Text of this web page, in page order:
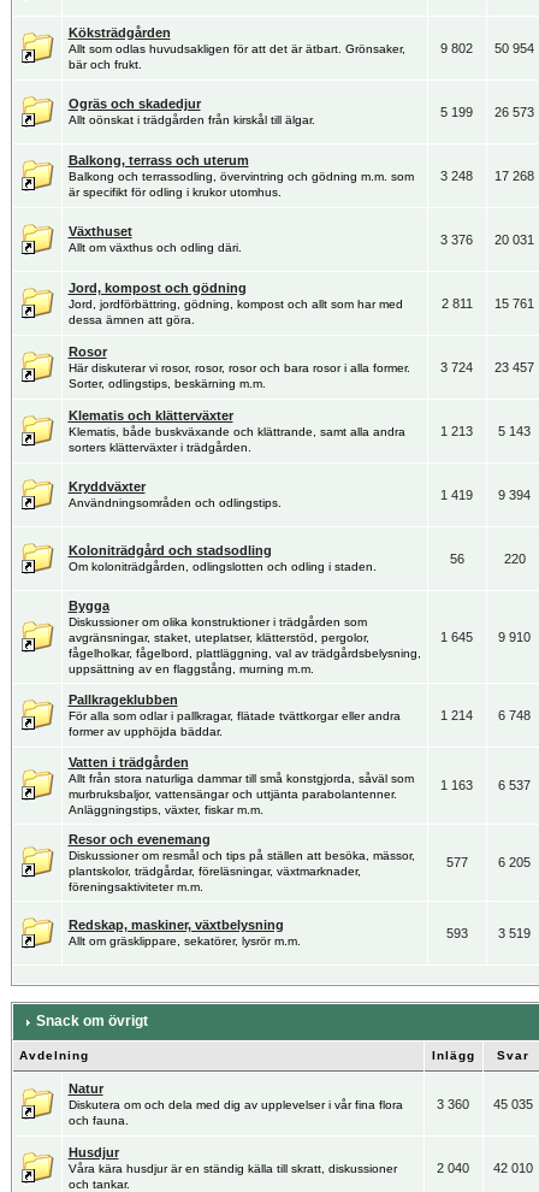
Köksträdgården
Allt som odlas huvudsakligen för att det är ätbart. Grönsaker,
bär och frukt.
9 802 50 954
Ogräs och skadedjur
Allt oönskat i trädgården från kirskål till älgar.
5 199 26 573
Balkong, terrass och uterum
Balkong och terrassodling, övervintring och gödning m.m. som
är specifikt för odling i krukor utomhus.
3 248 17 268
Växthuset
Allt om växthus och odling däri.
3 376 20 031
Jord, kompost och gödning
Jord, jordförbättring, gödning, kompost och allt som har med
dessa ämnen att göra.
2 811 15 761
Rosor
Här diskuterar vi rosor, rosor, rosor och bara rosor i alla former.
Sorter, odlingstips, beskärning m.m.
3 724 23 457
Klematis och klätterväxter
Klematis, både buskväxande och klättrande, samt alla andra
sorters klätterväxter i trädgården.
1 213 5 143
Kryddväxter
Användningsområden och odlingstips.
1 419 9 394
Koloniträdgård och stadsodling
Om koloniträdgården, odlingslotten och odling i staden.
56 220
Bygga
Diskussioner om olika konstruktioner i trädgården som
avgränsningar, staket, uteplatser, klätterstöd, pergolor,
fågelholkar, fågelbord, plattläggning, val av trädgårdsbelysning,
uppsättning av en flaggstång, murning m.m.
1 645 9 910
Pallkrageklubben
För alla som odlar i pallkragar, flätade tvättkorgar eller andra
former av upphöjda bäddar.
1 214 6 748
Vatten i trädgården
Allt från stora naturliga dammar till små konstgjorda, såväl som
murbruksbaljor, vattensängar och uttjänta parabolantenner.
Anläggningstips, växter, fiskar m.m.
1 163 6 537
Resor och evenemang
Diskussioner om resmål och tips på ställen att besöka, mässor,
plantskolor, trädgårdar, föreläsningar, växtmarknader,
föreningsaktiviteter m.m.
577 6 205
Redskap, maskiner, växtbelysning
Allt om gräsklippare, sekatörer, lysrör m.m.
593 3 519
Snack om övrigt
Avdelning Inlägg Svar
Natur
Diskutera om och dela med dig av upplevelser i vår fina flora
och fauna.
3 360 45 035
Husdjur
Våra kära husdjur är en ständig källa till skratt, diskussioner
och tankar.
2 040 42 010